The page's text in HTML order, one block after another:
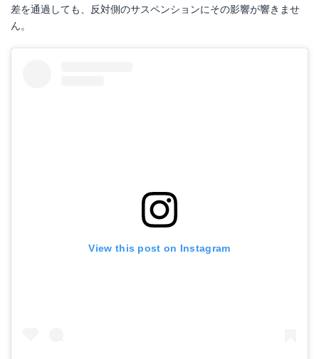
差を通過しても、反対側のサスペンションにその影響が響きませ
ん。
View this post on Instagram